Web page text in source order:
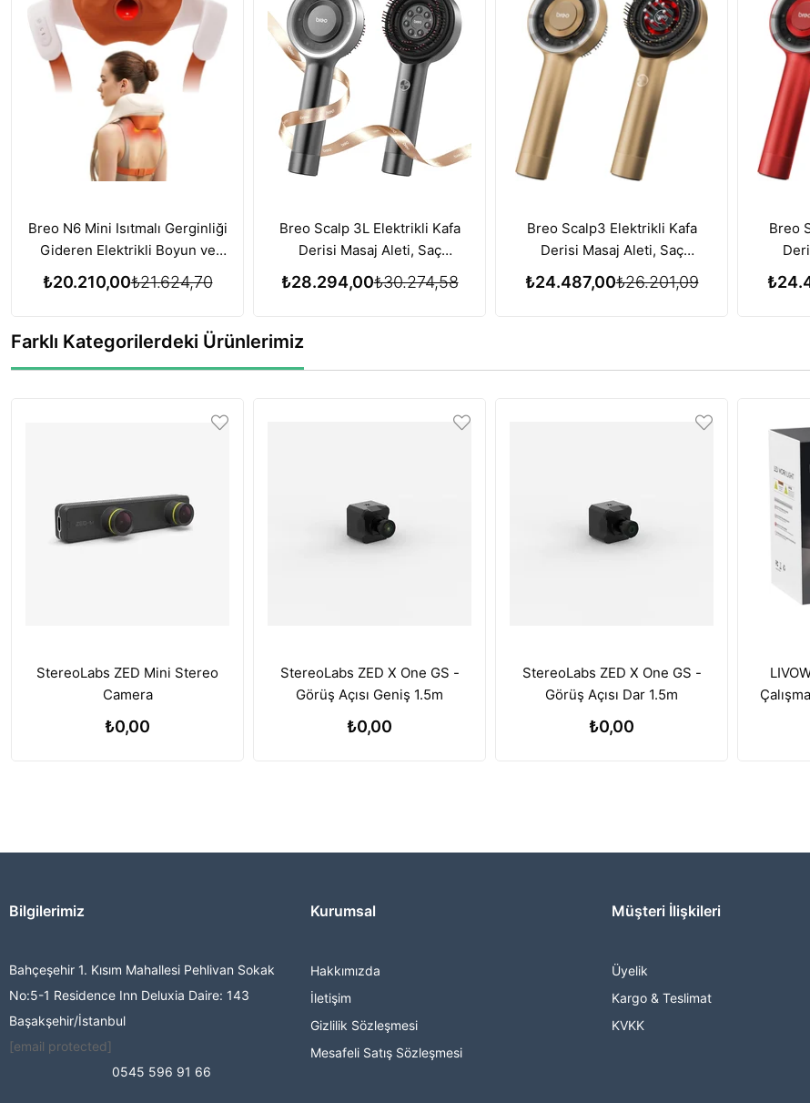
Breo N6 Mini Isıtmalı Gerginliği
Gideren Elektrikli Boyun ve
Omuz Masaj Aleti
₺20.210,00₺21.624,70
Breo Scalp 3L Elektrikli Kafa
Derisi Masaj Aleti, Saç
Büyümesi için Kırmızı Işık
Terapisi Özelliğiyle
₺28.294,00₺30.274,58
Breo Scalp3 Elektrikli Kafa
Derisi Masaj Aleti, Saç
Büyümesi için Kırmızı Işık
Terapisi Özelliği - Gold
₺24.487,00₺26.201,09
Breo
Farklı Kategorilerdeki Ürünlerimiz
StereoLabs ZED Mini Stereo
Camera
₺0,00
StereoLabs ZED X One GS -
Görüş Açısı Geniş 1.5m
₺0,00
StereoLabs ZED X One GS -
Görüş Açısı Dar 1.5m
₺0,00
Bilgilerimiz
Bahçeşehir 1. Kısım Mahallesi Pehlivan Sokak
No:5-1 Residence Inn Deluxia Daire: 143
Başakşehir/İstanbul
[email protected]
0545 596 91 66
Kurumsal
Hakkımızda
İletişim
Gizlilik Sözleşmesi
Mesafeli Satış Sözleşmesi
Müşteri İlişkileri
Üyelik
Kargo & Teslimat
KVKK